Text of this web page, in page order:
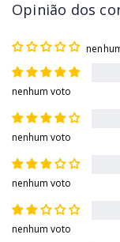
Opinião dos
nenhum voto
nenhum voto
nenhum voto
nenhum voto